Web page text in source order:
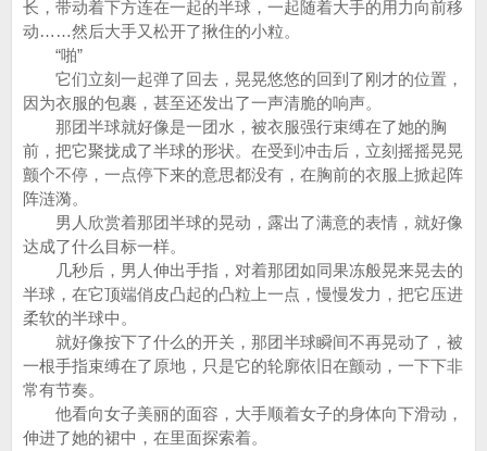
长，带动着下方连在一起的半球，一起随着大手的用力向前移
动……然后大手又松开了揪住的小粒。
“啪”
它们立刻一起弹了回去，晃晃悠悠的回到了刚才的位置，
因为衣服的包裹，甚至还发出了一声清脆的响声。
那团半球就好像是一团水，被衣服强行束缚在了她的胸
前，把它聚拢成了半球的形状。在受到冲击后，立刻摇摇晃晃
颤个不停，一点停下来的意思都没有，在胸前的衣服上掀起阵
阵涟漪。
男人欣赏着那团半球的晃动，露出了满意的表情，就好像
达成了什么目标一样。
几秒后，男人伸出手指，对着那团如同果冻般晃来晃去的
半球，在它顶端俏皮凸起的凸粒上一点，慢慢发力，把它压进
柔软的半球中。
就好像按下了什么的开关，那团半球瞬间不再晃动了，被
一根手指束缚在了原地，只是它的轮廓依旧在颤动，一下下非
常有节奏。
他看向女子美丽的面容，大手顺着女子的身体向下滑动，
伸进了她的裙中，在里面探索着。